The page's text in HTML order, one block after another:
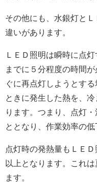
その他にも、水銀灯と
違いがあります。
ＬＥＤ照明は瞬時に点
までに５分程度の時間
ぐに再点灯しようとす
ときに発生した熱を、
ります。つまり、点灯
ととなり、作業効率の低
点灯時の発熱量もＬＥ
以上となります。これは
ます。